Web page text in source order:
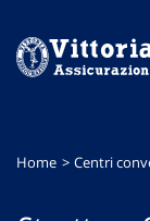
menu
contenuto
footer
Home Centri